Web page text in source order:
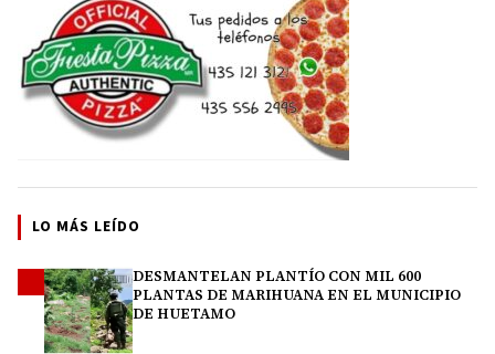
LO MÁS LEÍDO
DESMANTELAN PLANTÍO CON MIL 600
PLANTAS DE MARIHUANA EN EL MUNICIPIO
DE HUETAMO